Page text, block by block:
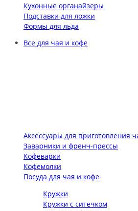
Кухонные органайзеры
Подставки для ложки
Формы для льда
Все для чая и кофе
Аксессуары для приготовления
Заварники и френч-прессы
Кофеварки
Кофемолки
Посуда для чая и кофе
Кружки
Кружки с ситечком